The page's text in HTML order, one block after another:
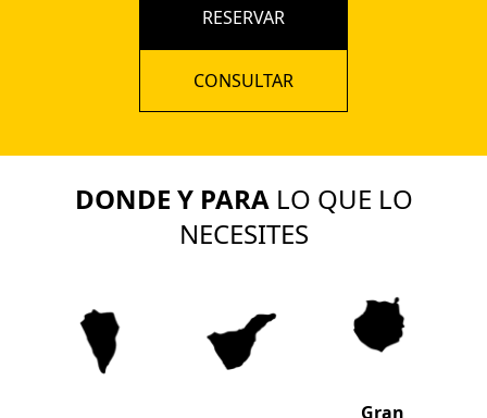
RESERVAR
CONSULTAR
DONDE Y PARALO QUE LO
NECESITES
Gran